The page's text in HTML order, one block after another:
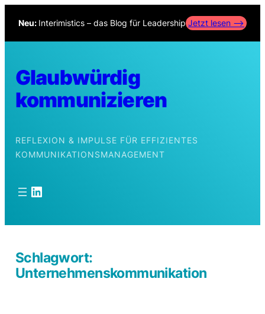
Inhalt
Neu: Interimistics – das Blog für Leadership Jetzt lesen –>
Glaubwürdig
kommunizieren
REFLEXION & IMPULSE FÜR EFFIZIENTES
KOMMUNIKATIONSMANAGEMENT
LinkedIn
Schlagwort:
Unternehmenskommunikation